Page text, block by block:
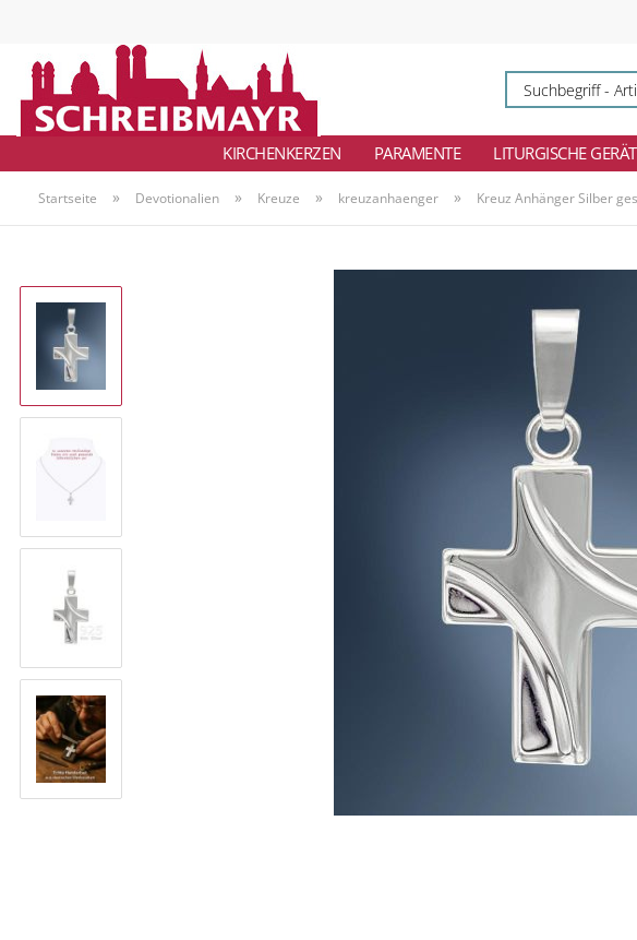
KIRCHENKERZEN PARAMENTE LITURGISCHE
Startseite » Devotionalien » Kreuze » kreuzanhaenger » Kreuz Anhänger Silber